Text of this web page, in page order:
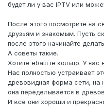
будет ли у вас IPTV или
После этого посмотрите на
друзьям и знакомым. Пусть
после этого начинайте
А советы такие.
Хотите ебаште кольцо. У нас
Нас полностью устраивает
древовидная форма сети, на
она переделывается в
И все они хороши и